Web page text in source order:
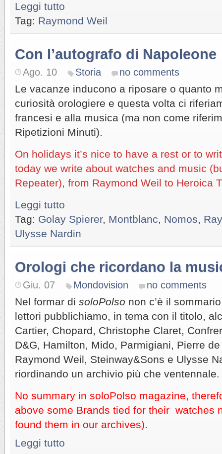
Leggi tutto
Tag: Raymond Weil
Con l’autografo di Napoleone
Ago. 10 Storia no comments
Le vacanze inducono a riposare o quanto
curiosità orologiere e questa volta ci
francesi e alla musica (ma non come
Ripetizioni Minuti).
On holidays it’s nice to have a rest or to
today we write about watches and music
Repeater), from Raymond Weil to Heroica
Leggi tutto
Tag: Golay Spierer, Montblanc Nomos
Ulysse Nardin
Orologi che ricordano la
Giu. 07 Mondovision no comments
Nel formar di soloPolso non c’è il
lettori pubblichiamo, in tema con il titolo,
Cartier, Chopard, Christophe Claret,
D&G, Hamilton, Mido, Parmigiani, Pierre
Raymond Weil, Steinway&Sons e Ulysse
riordinando un archivio più che ventennale.
No summary in soloPolso magazine,
above some Brands tied for their watches
found them in our archives).
Leggi tutto